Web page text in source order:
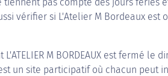
vérifier si L'Atelier M Bordeaux est
L'ATELIER M BORDEAUX est fermé le
un site participatif où chacun peut